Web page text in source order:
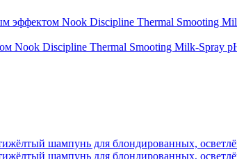
Nook Discipline Thermal Smooting Milk-Spray
шампунь для блондированных,
шампунь для блондированных,